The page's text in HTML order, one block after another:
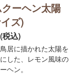
ーヘン太陽
ズ)
税込)
居に描かれた太陽を
した、レモン風味の
ヘン。